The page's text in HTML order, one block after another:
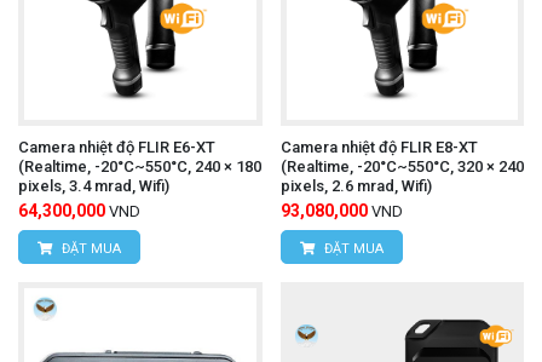
HVAC.
Kiểm tra lò nung, thiết bị nhiệt và các quy trình
Phát hiện sớm các nguy cơ quá nhiệt nhằm giảm
chi phí bảo trì và thời gian dừng máy.
Liên hệ Hùng Nguyên
Hùng Nguyên
chính hãng với đầy đủ
Camera nhiệt độ FLIR E6-XT
(Realtime, -20°C~550°C, 240 × 180
pixels, 3.4 mrad, Wifi)
64,300,000 VND
ĐẶT MUA
Camera nhiệt độ FLIR E8-XT
(Realtime, -20°C~550°C, 320 × 240
pixels, 2.6 mrad, Wifi)
93,080,000 VND
ĐẶT MUA